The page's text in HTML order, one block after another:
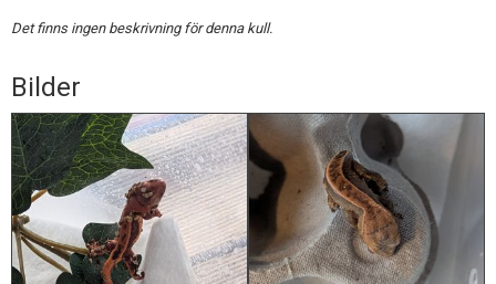
Det finns ingen beskrivning för denna kull.
Bilder